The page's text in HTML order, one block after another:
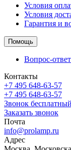
Условия
Условия
Гарантия и
Помощь
Вопрос-ответ
Контакты
+7 495 648-63-57
+7 495 648-63-57
Звонок бесплатный
Заказать звонок
Почта
info@prolamp.ru
Адрес